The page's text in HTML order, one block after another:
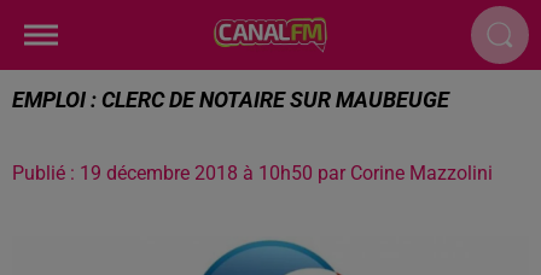
EMPLOI : CLERC DE NOTAIRE SUR MAUBEUGE
Publié : 19 décembre 2018 à 10h50 par Corine Mazzolini